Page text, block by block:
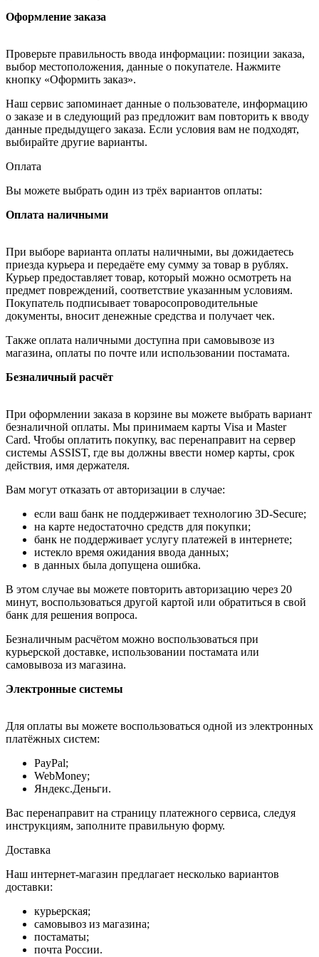
Оформление заказа
Проверьте правильность ввода информации: позиции заказа,
выбор местоположения, данные о покупателе. Нажмите
кнопку «Оформить заказ».
Наш сервис запоминает данные о пользователе, информацию
о заказе и в следующий раз предложит вам повторить к вводу
данные предыдущего заказа. Если условия вам не подходят,
выбирайте другие варианты.
Оплата
Вы можете выбрать один из трёх вариантов оплаты:
Оплата наличными
При выборе варианта оплаты наличными, вы дожидаетесь
приезда курьера и передаёте ему сумму за товар в рублях.
Курьер предоставляет товар, который можно осмотреть на
предмет повреждений, соответствие указанным условиям.
Покупатель подписывает товаросопроводительные
документы, вносит денежные средства и получает чек.
Также оплата наличными доступна при самовывозе из
магазина, оплаты по почте или использовании постамата.
Безналичный расчёт
При оформлении заказа в корзине вы можете выбрать вариант
безналичной оплаты. Мы принимаем карты Visa и Master
Card. Чтобы оплатить покупку, вас перенаправит на сервер
системы ASSIST, где вы должны ввести номер карты, срок
действия, имя держателя.
Вам могут отказать от авторизации в случае:
если ваш банк не поддерживает технологию 3D-Secure;
на карте недостаточно средств для покупки;
банк не поддерживает услугу платежей в интернете;
истекло время ожидания ввода данных;
в данных была допущена ошибка.
В этом случае вы можете повторить авторизацию через 20
минут, воспользоваться другой картой или обратиться в свой
банк для решения вопроса.
Безналичным расчётом можно воспользоваться при
курьерской доставке, использовании постамата или
самовывоза из магазина.
Электронные системы
Для оплаты вы можете воспользоваться одной из электронных
платёжных систем:
PayPal;
WebMoney;
Яндекс.Деньги.
Вас перенаправит на страницу платежного сервиса, следуя
инструкциям, заполните правильную форму.
Доставка
Наш интернет-магазин предлагает несколько вариантов
доставки:
курьерская;
самовывоз из магазина;
постаматы;
почта России.